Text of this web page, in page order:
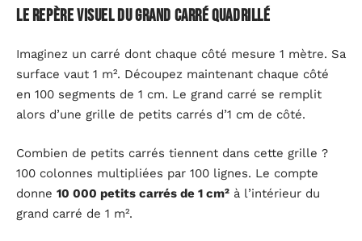
Le repère visuel du grand carré quadrillé
Imaginez un carré dont chaque côté mesure 1 mètre. Sa
surface vaut 1 m². Découpez maintenant chaque côté
en 100 segments de 1 cm. Le grand carré se remplit
alors d’une grille de petits carrés d’1 cm de côté.
Combien de petits carrés tiennent dans cette grille ?
100 colonnes multipliées par 100 lignes. Le compte
donne 10 000 petits carrés de 1 cm² à l’intérieur du
grand carré de 1 m².